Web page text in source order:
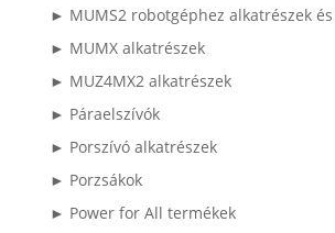
► MUMS2 robotgéphez alkatrészek
► MUMX alkatrészek
► MUZ4MX2 alkatrészek
► Páraelszívók
► Porszívó alkatrészek
► Porzsákok
► Power for All termékek